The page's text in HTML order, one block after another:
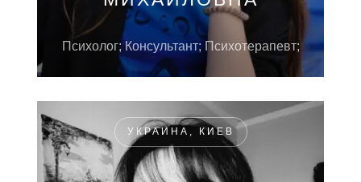
Психолог; Консультант; Психотерапевт;
УКРАИНА, КИЕВ